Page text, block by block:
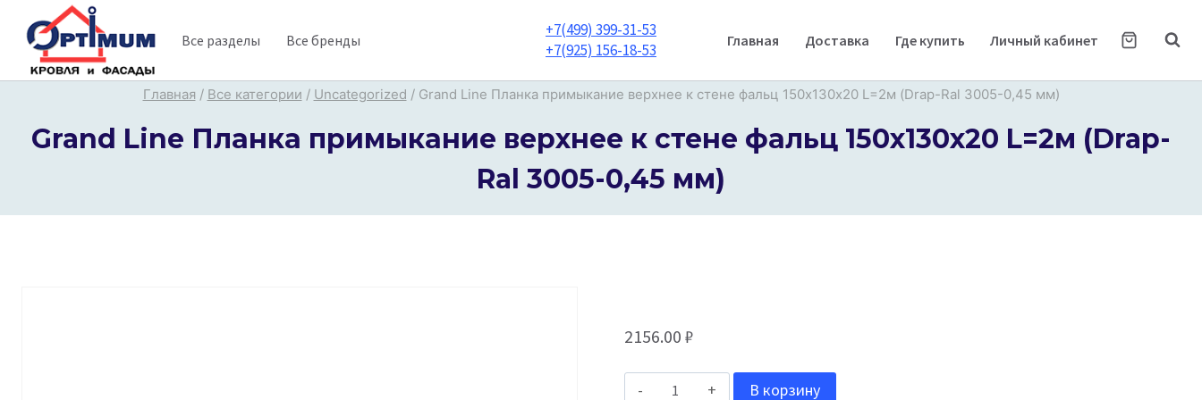
содержимому
Все разделы Все бренды
+7(499) 399-31-53
+7(925) 156-18-53
Главная Доставка Где купить Личный кабинет
Главная / Все категории / Uncategorized / Grand Line Планка примыкание верхнее к стене фальц 150х130х20 L=2м (Drap-Ral 3005-0,45 мм)
Grand Line Планка примыкание верхнее к стене фальц 150х130х20 L=2м (Drap-
Ral 3005-0,45 мм)
2156.00 ₽
Количество
В корзину